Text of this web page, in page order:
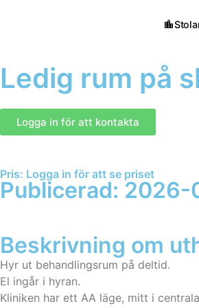
Ledig rum på
Logga in för att kontakta
Pris: Logga in för att se priset
Publicerad: 2026-
Beskrivning om
Hyr ut behandlingsrum på deltid.
El ingår i hyran.
Kliniken har ett AA läge, mitt i